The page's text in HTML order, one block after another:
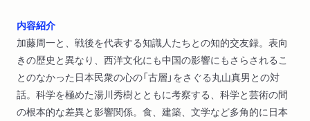
内容紹介
加藤周一と、戦後を代表する知識人たちとの知的交友録。表向
きの歴史と異なり、西洋文化にも中国の影響にもさらされるこ
とのなかった日本民衆の心の「古層」をさぐる丸山真男との対
話。科学を極めた湯川秀樹とともに考察する、科学と芸術の間
の根本的な差異と影響関係。食、建築、文学など多角的に日本